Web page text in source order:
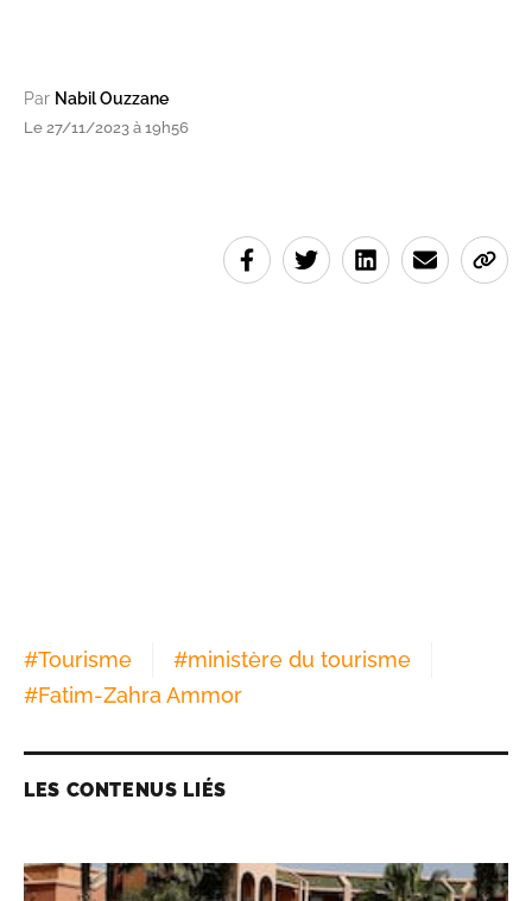
Par Nabil Ouzzane
Le 27/11/2023 à 19h56
#Tourisme #ministère du tourisme
#Fatim-Zahra Ammor
LES CONTENUS LIÉS